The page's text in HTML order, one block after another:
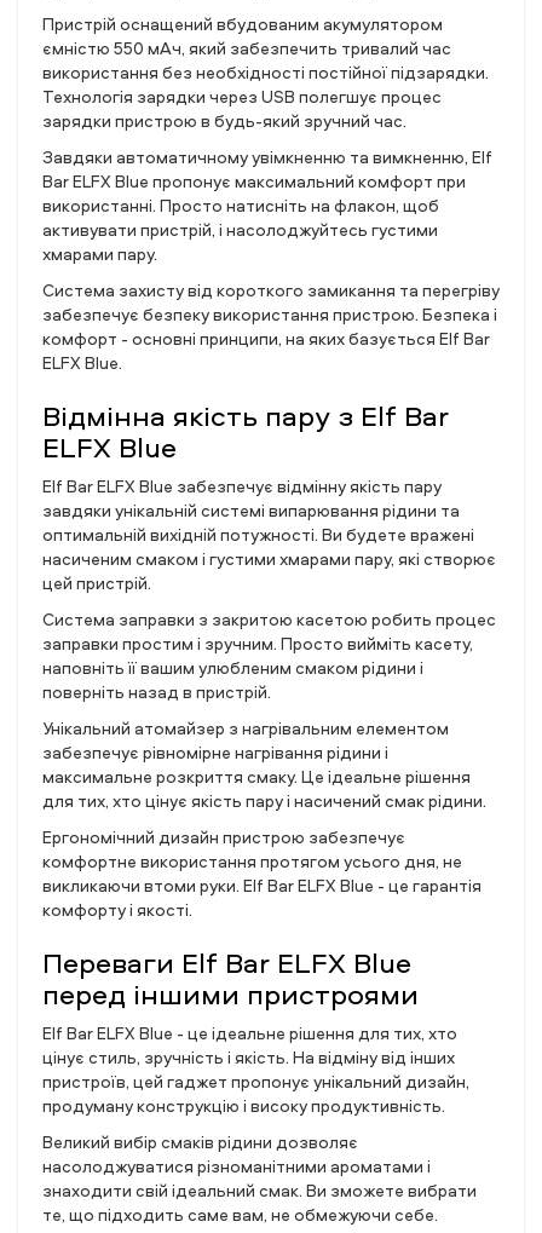
Пристрій оснащений вбудованим акумулятором
ємністю 550 мАч, який забезпечить тривалий час
використання без необхідності постійної підзарядки.
Технологія зарядки через USB полегшує процес
зарядки пристрою в будь-який зручний час.
Завдяки автоматичному увімкненню та вимкненню, Elf
Bar ELFX Blue пропонує максимальний комфорт при
використанні. Просто натисніть на флакон, щоб
активувати пристрій, і насолоджуйтесь густими
хмарами пару.
Система захисту від короткого замикання та перегріву
забезпечує безпеку використання пристрою. Безпека і
комфорт - основні принципи, на яких базується Elf Bar
ELFX Blue.
Відмінна якість пару з Elf Bar
ELFX Blue
Elf Bar ELFX Blue забезпечує відмінну якість пару
завдяки унікальній системі випарювання рідини та
оптимальній вихідній потужності. Ви будете вражені
насиченим смаком і густими хмарами пару, які створює
цей пристрій.
Система заправки з закритою касетою робить процес
заправки простим і зручним. Просто вийміть касету,
наповніть її вашим улюбленим смаком рідини і
поверніть назад в пристрій.
Унікальний атомайзер з нагрівальним елементом
забезпечує рівномірне нагрівання рідини і
максимальне розкриття смаку. Це ідеальне рішення
для тих, хто цінує якість пару і насичений смак рідини.
Ергономічний дизайн пристрою забезпечує
комфортне використання протягом усього дня, не
викликаючи втоми руки. Elf Bar ELFX Blue - це гарантія
комфорту і якості.
Переваги Elf Bar ELFX Blue
перед іншими пристроями
Elf Bar ELFX Blue - це ідеальне рішення для тих, хто
цінує стиль, зручність і якість. На відміну від інших
пристроїв, цей гаджет пропонує унікальний дизайн,
продуману конструкцію і високу продуктивність.
Великий вибір смаків рідини дозволяє
насолоджуватися різноманітними ароматами і
знаходити свій ідеальний смак. Ви зможете вибрати
те, що підходить саме вам, не обмежуючи себе.